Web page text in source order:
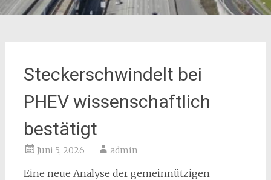
Steckerschwindelt bei
PHEV wissenschaftlich
bestätigt
Juni 5, 2026 admin
Eine neue Analyse der gemeinnützigen